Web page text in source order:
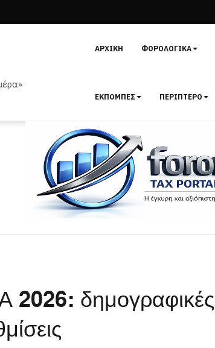
ΑΡΧΙΚΉ ΦΟΡΟΛΟΓΙΚΆ
ΕΚΠΟΜΠΈΣ ΠΕΡΊΠΤΕΡΟ
2026: δημογραφικές